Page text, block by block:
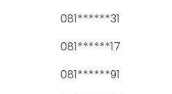
081******31
081******17
081******91